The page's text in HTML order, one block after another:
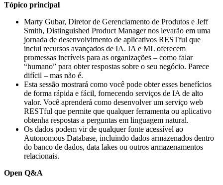
Tópico principal
Marty Gubar, Diretor de Gerenciamento de Produtos e Jeff
Smith, Distinguished Product Manager nos levarão em uma
jornada de desenvolvimento de aplicativos RESTful que
inclui recursos avançados de IA. IA e ML oferecem
promessas incríveis para as organizações – como falar
“humano” para obter respostas sobre o seu negócio. Parece
difícil – mas não é.
Esta sessão mostrará como você pode obter esses benefícios
de forma rápida e fácil, fornecendo serviços de IA de alto
valor. Você aprenderá como desenvolver um serviço web
RESTful que permite que qualquer ferramenta ou aplicativo
obtenha respostas a perguntas em linguagem natural.
Os dados podem vir de qualquer fonte acessível ao
Autonomous Database, incluindo dados armazenados dentro
do banco de dados, data lakes ou outros armazenamentos
relacionais.
Open Q&A